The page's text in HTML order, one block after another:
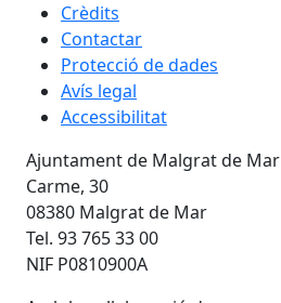
Crèdits
Contactar
Protecció de dades
Avís legal
Accessibilitat
Ajuntament de Malgrat de Mar
Carme, 30
08380 Malgrat de Mar
Tel. 93 765 33 00
NIF P0810900A